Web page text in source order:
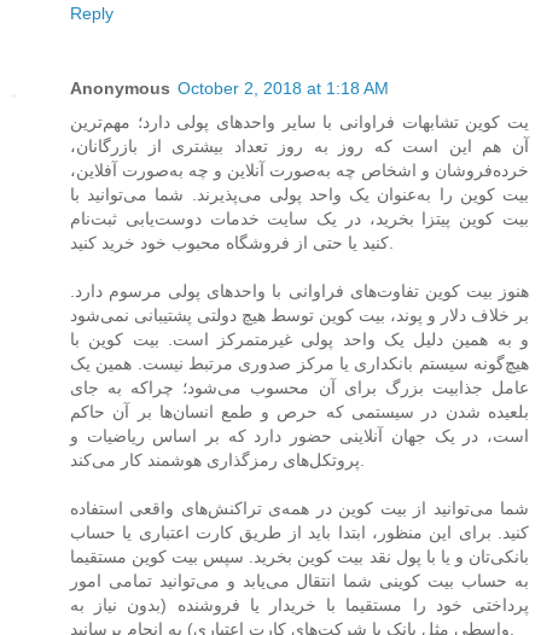
Reply
Anonymous October 2, 2018 at 1:18 AM
یت‌ کوین تشابهات فراوانی با سایر واحدهای پولی دارد؛ مهم‌ترین
آن هم این است که روز به روز تعداد بیشتری از بازرگانان،
خرده‌فروشان و اشخاص چه به‌صورت آنلاین و چه به‌صورت آفلاین،
بیت‌ کوین را به‌عنوان یک واحد پولی می‌پذیرند. شما می‌توانید با
بیت‌ کوین پیتزا بخرید، در یک سایت خدمات دوست‌یابی ثبت‌نام
هنوز بیت‌ کوین تفاوت‌های فراوانی با واحدهای پولی مرسوم دارد.
بر خلاف دلار و پوند، بیت‌ کوین توسط هیچ دولتی پشتیبانی نمی‌شود
و به همین دلیل یک واحد پولی غیرمتمرکز است. بیت‌ کوین با
هیچ‌گونه سیستم بانکداری یا مرکز صدوری مرتبط نیست. همین یک
عامل جذابیت بزرگ برای آن محسوب می‌شود؛ چراکه به جای
بلعیده شدن در سیستمی که حرص و طمع انسان‌ها بر آن حاکم
است، در یک جهان آنلاینی حضور دارد که بر اساس ریاضیات و
شما می‌توانید از بیت‌ کوین در همه‌ی تراکنش‌های واقعی استفاده
کنید. برای این منظور، ابتدا باید از طریق کارت اعتباری یا حساب
بانکی‌تان و یا با پول نقد بیت‌ کوین بخرید. سپس بیت‌ کوین مستقیما
به حساب بیت‌ کوینی شما انتقال می‌یابد و می‌توانید تمامی امور
پرداختی خود را مستقیما با خریدار یا فروشنده (بدون نیاز به